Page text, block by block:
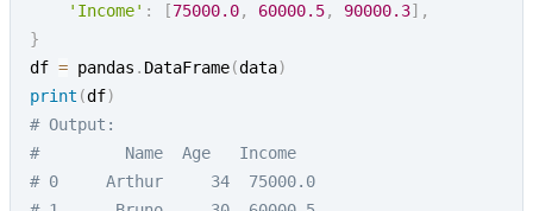
'Income' : [75000.0, 60000.5, 90000.3] ,
}
df = pandas . DataFrame(data)
print (df)
# Output:
#         Name  Age   Income
# 0     Arthur     34  75000.0